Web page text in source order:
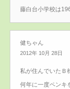
藤白台小学校は
健ちゃん
2012年 10月 28日
私が住んでいたＢ
何年に一度ペンキ